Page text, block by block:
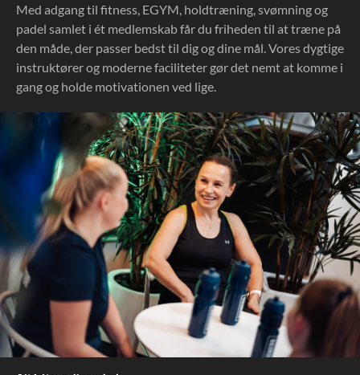
Med adgang til fitness, EGYM, holdtræning, svømning og
padel samlet i ét medlemskab får du friheden til at træne på
den måde, der passer bedst til dig og dine mål. Vores dygtige
instruktører og moderne faciliteter gør det nemt at komme i
gang og holde motivationen ved lige.